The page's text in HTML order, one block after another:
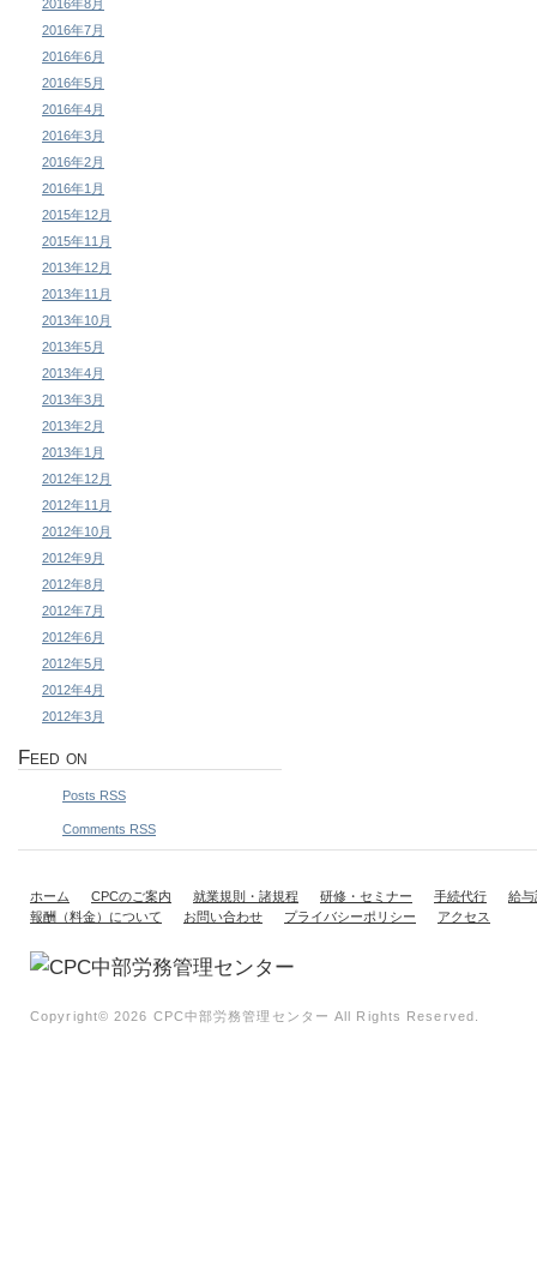
2016年8月
2016年7月
2016年6月
2016年5月
2016年4月
2016年3月
2016年2月
2016年1月
2015年12月
2015年11月
2013年12月
2013年11月
2013年10月
2013年5月
2013年4月
2013年3月
2013年2月
2013年1月
2012年12月
2012年11月
2012年10月
2012年9月
2012年8月
2012年7月
2012年6月
2012年5月
2012年4月
2012年3月
Feed on
Posts RSS
Comments RSS
ホーム CPCのご案内 就業規則・諸規程 研修・セミナー 手続代行
給与
報酬（料金）について
お問い合わせ プライバシーポリシー アクセス
Copyright©2026 CPC中部労務管理センター All Rights Reserved.